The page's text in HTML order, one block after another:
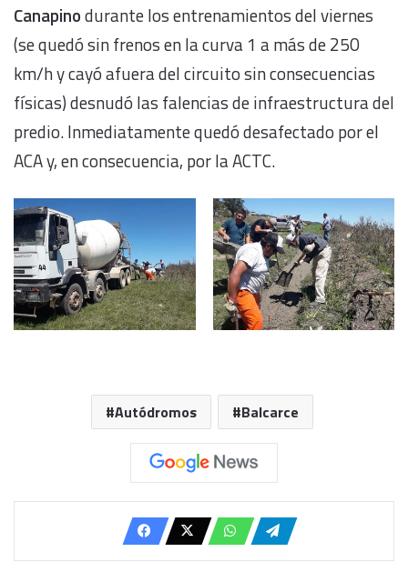
Canapinodurante los entrenamientos del viernes
(se quedó sin frenos en la curva 1 a más de 250
km/h y cayó afuera del circuito sin consecuencias
físicas) desnudó las falencias de infraestructura del
predio. Inmediatamente quedó desafectado por el
ACA y, en consecuencia, por la ACTC.
Autódromos Balcarce